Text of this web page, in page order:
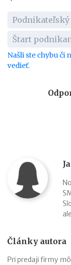
Štart
Našli ste chybu či
vedieť.
Články autora
Pri predaji firmy